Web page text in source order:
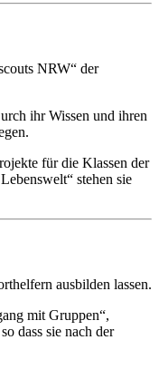
NRW“ der
ihr Wissen und ihren
für die Klassen der
stehen sie
ausbilden lassen.
mit Gruppen“,
dass sie nach der